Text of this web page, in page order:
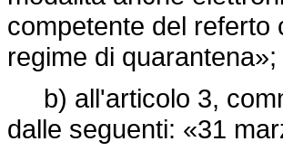
competente del referto
regime di quarantena»;
b) all'articolo 3,
dalle seguenti: «31